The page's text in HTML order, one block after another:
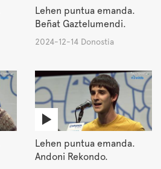
Lehen puntua emanda.
Beñat Gaztelumendi.
2024-12-14 Donostia
Lehen puntua emanda.
Andoni Rekondo.